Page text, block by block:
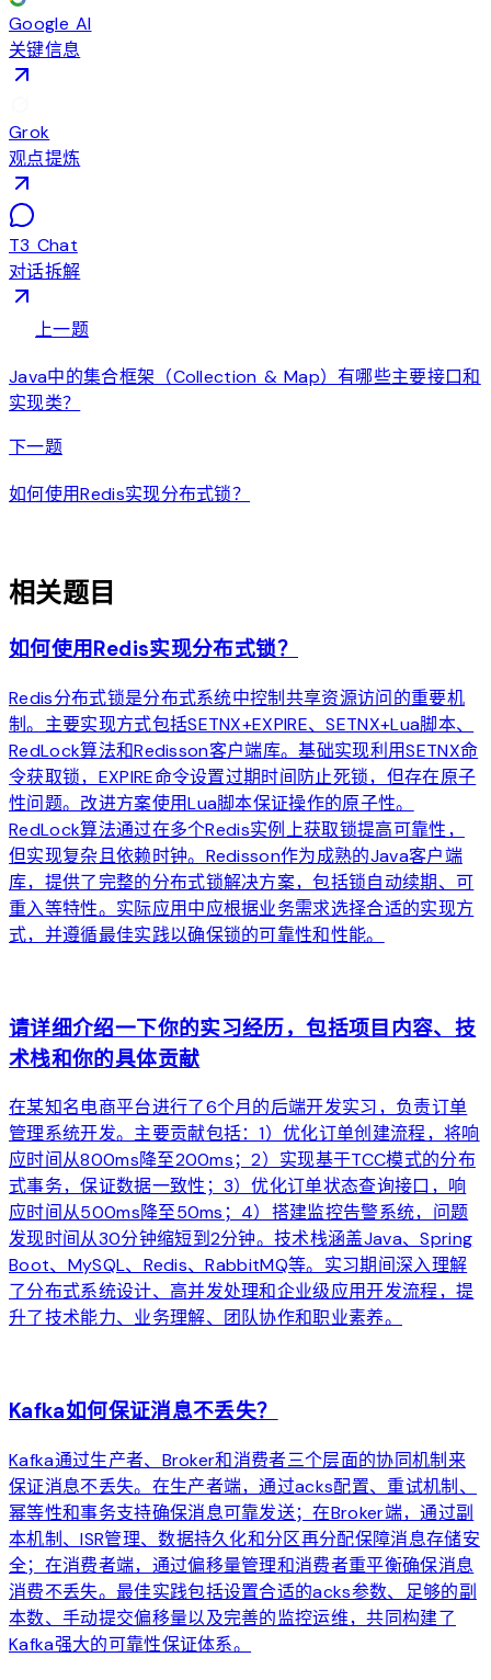
Google AI
关键信息
Grok
观点提炼
T3 Chat
对话拆解
上一题
Java中的集合框架（Collection & Map）有哪些主要接口和
实现类？
下一题arrow_forward
如何使用Redis实现分布式锁？
相关题目
如何使用Redis实现分布式锁？
Redis分布式锁是分布式系统中控制共享资源访问的重要机
制。主要实现方式包括SETNX+EXPIRE、SETNX+Lua脚本、
RedLock算法和Redisson客户端库。基础实现利用SETNX命
令获取锁，EXPIRE命令设置过期时间防止死锁，但存在原子
性问题。改进方案使用Lua脚本保证操作的原子性。
RedLock算法通过在多个Redis实例上获取锁提高可靠性，
但实现复杂且依赖时钟。Redisson作为成熟的Java客户端
库，提供了完整的分布式锁解决方案，包括锁自动续期、可
重入等特性。实际应用中应根据业务需求选择合适的实现方
式，并遵循最佳实践以确保锁的可靠性和性能。
请详细介绍一下你的实习经历，包括项目内容、技
术栈和你的具体贡献
在某知名电商平台进行了6个月的后端开发实习，负责订单
管理系统开发。主要贡献包括：1）优化订单创建流程，将响
应时间从800ms降至200ms；2）实现基于TCC模式的分布
式事务，保证数据一致性；3）优化订单状态查询接口，响
应时间从500ms降至50ms；4）搭建监控告警系统，问题
发现时间从30分钟缩短到2分钟。技术栈涵盖Java、Spring
Boot、MySQL、Redis、RabbitMQ等。实习期间深入理解
了分布式系统设计、高并发处理和企业级应用开发流程，提
升了技术能力、业务理解、团队协作和职业素养。
Kafka如何保证消息不丢失？
Kafka通过生产者、Broker和消费者三个层面的协同机制来
保证消息不丢失。在生产者端，通过acks配置、重试机制、
幂等性和事务支持确保消息可靠发送；在Broker端，通过副
本机制、ISR管理、数据持久化和分区再分配保障消息存储安
全；在消费者端，通过偏移量管理和消费者重平衡确保消息
消费不丢失。最佳实践包括设置合适的acks参数、足够的副
本数、手动提交偏移量以及完善的监控运维，共同构建了
Kafka强大的可靠性保证体系。